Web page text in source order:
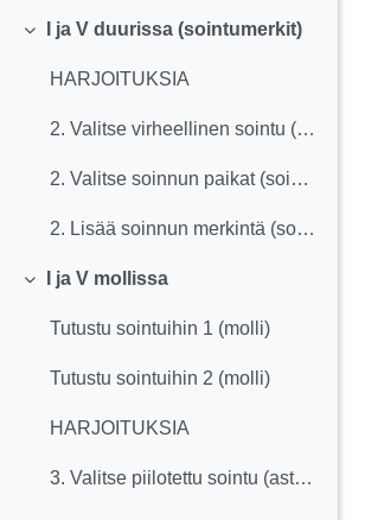
Tiivistä
I ja V duurissa (sointumerkit)
HARJOITUKSIA
2. Valitse virheellinen sointu (sointumerkit)
2. Valitse soinnun paikat (sointumerkit)
2. Lisää soinnun merkintä (sointumerkit)
Tiivistä
I ja V mollissa
Tutustu sointuihin 1 (molli)
Tutustu sointuihin 2 (molli)
HARJOITUKSIA
3. Valitse piilotettu sointu (asteet)